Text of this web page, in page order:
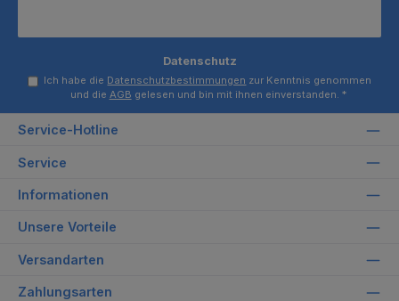
Datenschutz
Ich habe die Datenschutzbestimmungen zur Kenntnis genommen
und die AGB gelesen und bin mit ihnen einverstanden. *
Service-Hotline
Service
Informationen
Unsere Vorteile
Versandarten
Zahlungsarten